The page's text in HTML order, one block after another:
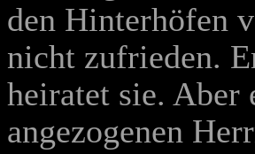
den Hinterhöfen
nicht zufrieden.
heiratet sie. Aber
angezogenen